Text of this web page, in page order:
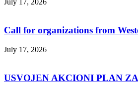
July 17, 2026
Call for organizations from
July 17, 2026
USVOJEN AKCIONI PLAN